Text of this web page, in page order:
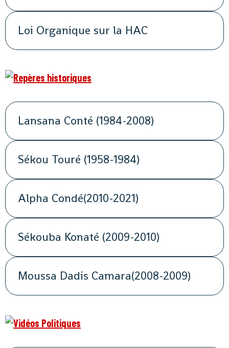
Loi Organique sur la HAC
Lansana Conté (1984-2008)
Sékou Touré (1958-1984)
Alpha Condé(2010-2021)
Sékouba Konaté (2009-2010)
Moussa Dadis Camara(2008-2009)